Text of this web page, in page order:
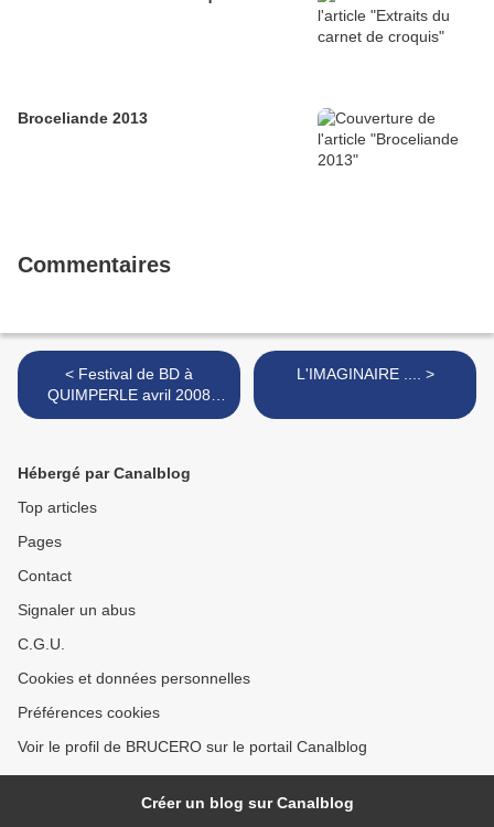
Broceliande 2013
Commentaires
< Festival de BD à
QUIMPERLE avril 2008
ROCKAMBULLESQUE
L'IMAGINAIRE .... >
Hébergé par Canalblog
Top articles
Pages
Contact
Signaler un abus
C.G.U.
Cookies et données personnelles
Préférences cookies
Voir le profil de BRUCERO sur le portail Canalblog
Créer un blog sur Canalblog